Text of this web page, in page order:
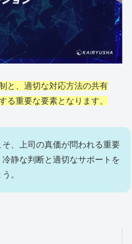
と、適切な対応方法の共有
る重要な要素となります。
、上司の真価が問われる重要
冷静な判断と適切なサポートを
。